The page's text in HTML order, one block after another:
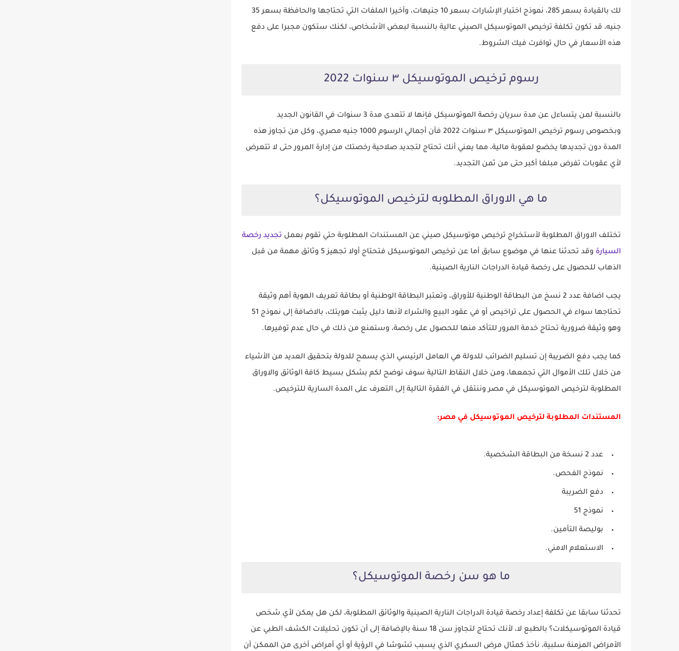
لك بالقيادة بسعر 285، نموذج اختبار الإشارات بسعر 10 جنيهات، وأخيرا الملفات التي تحتاجها والحافظة بسعر 35
جنيه، قد تكون تكلفة ترخيص الموتوسيكل الصيني عالية بالنسبة لبعض الأشخاص، لكنك ستكون مجبرا على دفع
هذه الأسعار في حال توافرت فيك الشروط.
رسوم ترخيص الموتوسيكل ٣ سنوات 2022
بالنسبة لمن يتساءل عن مدة سريان رخصة الموتوسيكل فإنها لا تتعدى مدة 3 سنوات في القانون الجديد
وبخصوص رسوم ترخيص الموتوسيكل ٣ سنوات 2022 فأن أجمالي الرسوم 1000 جنيه مصري، وكل من تجاوز هذه
المدة دون تجديدها يخضع لعقوبة مالية، مما يعني أنك تحتاج لتجديد صلاحية رخصتك من إدارة المرور حتى لا تتعرض
لأي عقوبات تفرض مبلغا أكبر حتى من ثمن التجديد.
ما هي الاوراق المطلوبه لترخيص الموتوسيكل؟
تختلف الاوراق المطلوبة لأستخراج ترخيص موتوسيكل صيني عن المستندات المطلوبة حتي تقوم بعمل تجديد رخصة
السيارة
وقد تحدثنا عنها في موضوع سابق أما عن ترخيص الموتوسيكل فتحتاج أولا تجهيز 5 وثائق مهمة من قبل
الذهاب للحصول على رخصة قيادة الدراجات النارية الصينية.
يجب اضافة عدد 2 نسخ من البطاقة الوطنية للأوراق، وتعتبر البطاقة الوطنية أو بطاقة تعريف الهوية أهم وثيقة
تحتاجها سواء في الحصول على تراخيص أو في عقود البيع والشراء لأنها دليل يثبت هويتك، بالاضافة إلى نموذج 51
وهو وثيقة ضرورية تحتاج خدمة المرور للتأكد منها للحصول على رخصة، وستمنع من ذلك في حال عدم توفيرها.
كما يجب دفع الضريبة إن تسليم الضرائب للدولة هي العامل الرئيسي الذي يسمح للدولة بتحقيق العديد من الأشياء
من خلال تلك الأموال التي تجمعها، ومن خلال النقاط التالية سوف نوضح لكم بشكل بسيط كافة الوثائق والاوراق
المطلوبة لترخيص الموتوسيكل في مصر وننتقل في الفقرة التالية إلى التعرف على المدة السارية للترخيص.
المستندات المطلوبة لترخيص الموتوسيكل في مصر:
عدد 2 نسخة من البطاقة الشخصية.
نموذج الفحص.
دفع الضريبة
نموذج 51
بوليصة التأمين.
الاستعلام الامني.
ما هو سن رخصة الموتوسيكل؟
تحدثنا سابقا عن تكلفة إعداد رخصة قيادة الدراجات النارية الصينية والوثائق المطلوبة، لكن هل يمكن لأي شخص
قيادة الموتوسيكلات؟ بالطبع لا، لأنك تحتاج لتجاوز سن 18 سنة بالإضافة إلى أن تكون تحليلات الكشف الطبي عن
الأمراض المزمنة سلبية، نأخذ كمثال مرض السكري الذي يسبب تشوشا في الرؤية أو أي أمراض أخرى من الممكن أن